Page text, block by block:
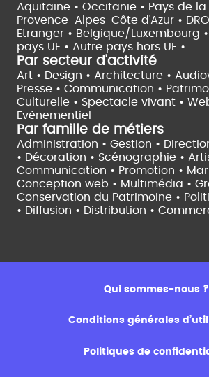
Aquitaine • Occitanie • Pays de la
Provence-Alpes-Côte d'Azur •
Etranger • Belgique/Luxembourg •
pays UE • Autre pays hors UE •
Par secteur d'activité
Art • Design • Architecture •
Presse • Communication •
Culturelle • Spectacle vivant •
Evènementiel
Par famille de métiers
Administration • Gestion •
• Décoration • Scénographie •
Communication • Promotion •
Conception web • Multimédia •
Conservation du Patrimoine •
• Diffusion • Distribution •
Qui sommes-nous ?
Conditions générales
Politiques de